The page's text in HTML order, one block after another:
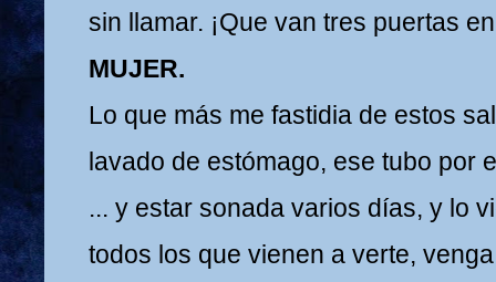
sin llamar. ¡Que van tres puertas
MUJER.
Lo que más me fastidia de estos
lavado de estómago, ese tubo por
... y estar sonada varios días, y lo
todos los que vienen a verte,